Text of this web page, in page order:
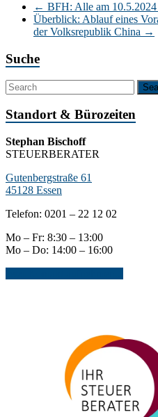
← BFH: Alle am
Überblick: Ablauf eines
der Volksrepublik China →
Suche
Standort & Bürozeiten
Stephan Bischoff
STEUERBERATER
Gutenbergstraße 61
45128 Essen
Telefon: 0201 – 22 12 02
Mo – Fr: 8:30 – 13:00
Mo – Do: 14:00 – 16:00